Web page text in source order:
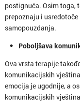
postignuća. Osim toga,
prepoznaju i
samopouzdanja.
Poboljšava
Ova vrsta terapije
komunikacijskih
emocija je ugodnije, a
komunikacijskih